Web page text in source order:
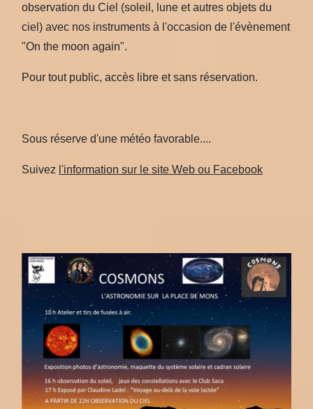
observation du Ciel (soleil, lune et autres objets du
ciel) avec nos instruments à l'occasion de l'évènement
"On the moon again".
Pour tout public, accès libre et sans réservation.
Sous réserve d'une météo favorable....
Suivez l'information sur le site Web ou Facebook